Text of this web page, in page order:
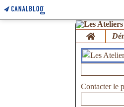
Home
Contacter le